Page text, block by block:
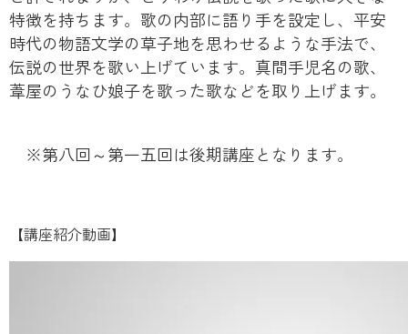
特徴を持ちます。歌の内部に語り手を設定し、平安
時代の物語文学の草子地を思わせるような手法で、
伝説の世界を歌い上げています。真間手児名の歌、
葦屋のうなひ娘子を歌った歌などを取り上げます。
※第八回～第一五回は後期講座となります。
【講座紹介動画】